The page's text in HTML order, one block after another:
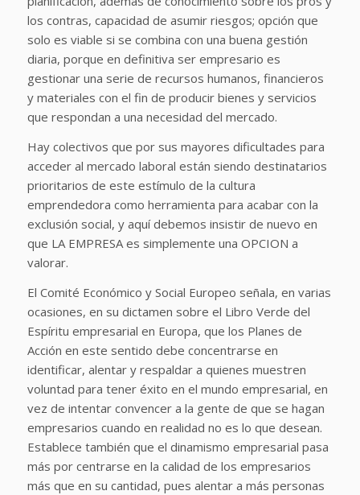
los contras, capacidad de asumir riesgos; opción que
solo es viable si se combina con una buena gestión
diaria, porque en definitiva ser empresario es
gestionar una serie de recursos humanos, financieros
y materiales con el fin de producir bienes y servicios
que respondan a una necesidad del mercado.
Hay colectivos que por sus mayores dificultades para
acceder al mercado laboral están siendo destinatarios
prioritarios de este estímulo de la cultura
emprendedora como herramienta para acabar con la
exclusión social, y aquí debemos insistir de nuevo en
que LA EMPRESA es simplemente una OPCION a
valorar.
El Comité Económico y Social Europeo señala, en varias
ocasiones, en su dictamen sobre el Libro Verde del
Espíritu empresarial en Europa, que los Planes de
Acción en este sentido debe concentrarse en
identificar, alentar y respaldar a quienes muestren
voluntad para tener éxito en el mundo empresarial, en
vez de intentar convencer a la gente de que se hagan
empresarios cuando en realidad no es lo que desean.
Establece también que el dinamismo empresarial pasa
más por centrarse en la calidad de los empresarios
más que en su cantidad, pues alentar a más personas